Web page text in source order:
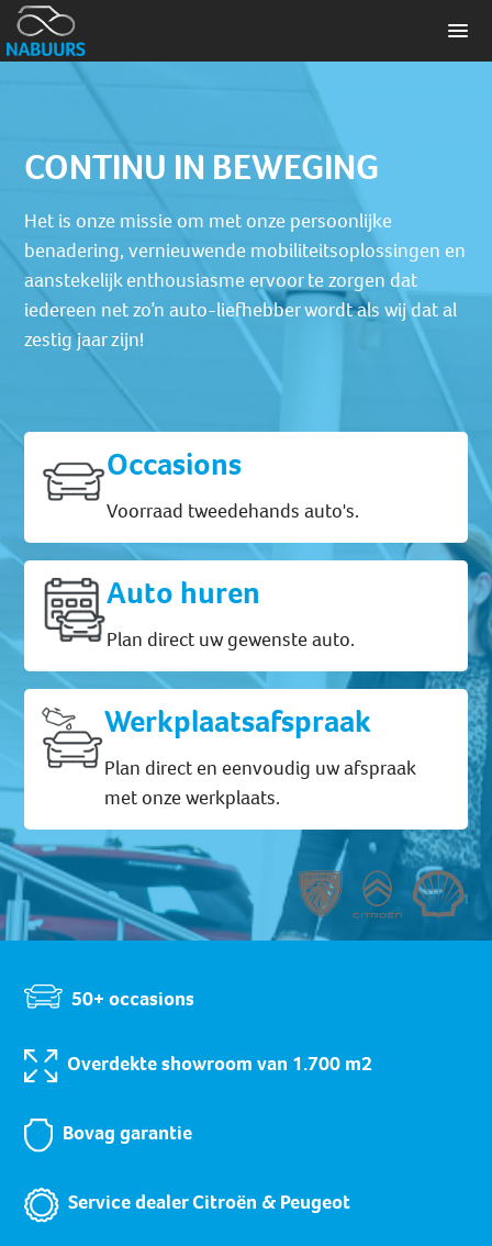
CONTINU IN BEWEGING
Het is onze missie om met onze persoonlijke
benadering, vernieuwende mobiliteitsoplossingen en
aanstekelijk enthousiasme ervoor te zorgen dat
iedereen net zo’n auto-liefhebber wordt als wij dat al
zestig jaar zijn!
Occasions
Voorraad tweedehands auto's.
Auto huren
Plan direct uw gewenste auto.
Werkplaatsafspraak
Plan direct en eenvoudig uw afspraak
met onze werkplaats.
50+ occasions
Overdekte showroom van 1.700 m2
Bovag garantie
Service dealer Citroën & Peugeot